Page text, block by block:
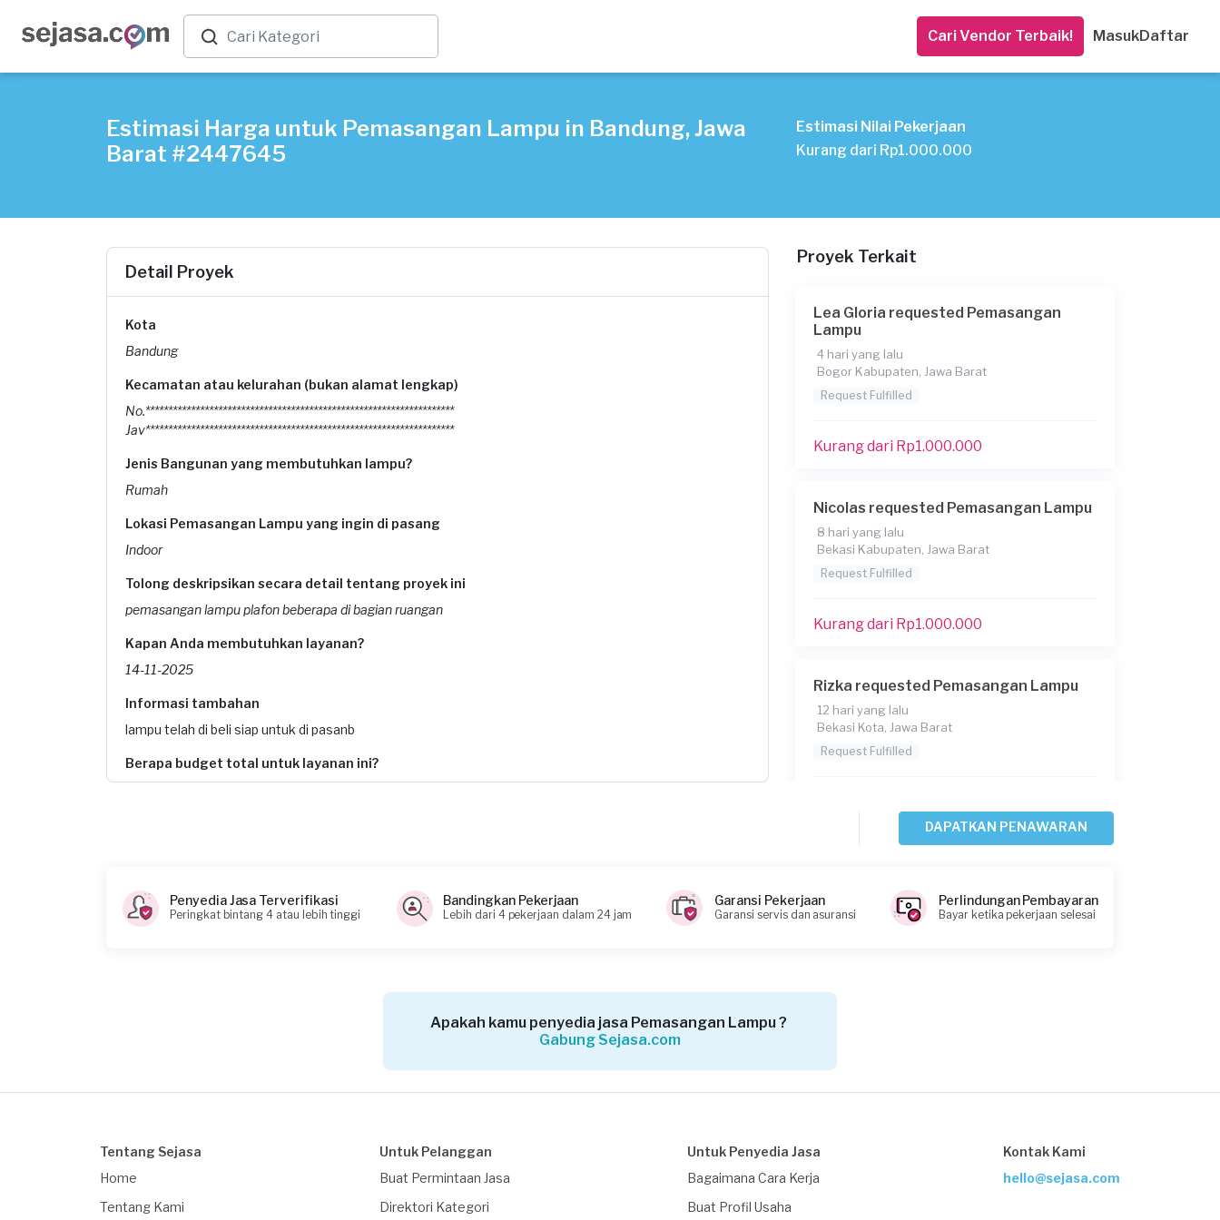
Cari Vendor Terbaik! MasukDaftar
Estimasi Harga untuk Pemasangan Lampu in Bandung, Jawa
Barat #2447645
Estimasi Nilai Pekerjaan
Kurang dari Rp1.000.000
Detail Proyek
Kota
Bandung
Kecamatan atau kelurahan (bukan alamat lengkap)
No.********************************************************************
Jav********************************************************************
Jenis Bangunan yang membutuhkan lampu?
Rumah
Lokasi Pemasangan Lampu yang ingin di pasang
Indoor
Tolong deskripsikan secara detail tentang proyek ini
pemasangan lampu plafon beberapa di bagian ruangan
Kapan Anda membutuhkan layanan?
14-11-2025
Informasi tambahan
lampu telah di beli siap untuk di pasanb
Berapa budget total untuk layanan ini?
Proyek Terkait
Lea Gloria requested Pemasangan
Lampu
4 hari yang lalu
Bogor Kabupaten, Jawa Barat
Request Fulfilled
Kurang dari Rp1.000.000
Nicolas requested Pemasangan Lampu
8 hari yang lalu
Bekasi Kabupaten, Jawa Barat
Request Fulfilled
Kurang dari Rp1.000.000
Rizka requested Pemasangan Lampu
12 hari yang lalu
Bekasi Kota, Jawa Barat
Request Fulfilled
24 hari yang lalu
Depok, Jawa Barat
Kurang dari Rp1.000.000
DAPATKAN PENAWARAN
Penyedia Jasa Terverifikasi
Peringkat bintang 4 atau lebih tinggi
Bandingkan Pekerjaan
Lebih dari 4 pekerjaan dalam 24 jam
Garansi Pekerjaan
Garansi servis dan asuransi
Perlindungan Pembayaran
Bayar ketika pekerjaan selesai
Apakah kamu penyedia jasa Pemasangan Lampu ?
Gabung Sejasa.com
Tentang Sejasa
Home
Tentang Kami
Untuk Pelanggan
Buat Permintaan Jasa
Direktori Kategori
Untuk Penyedia Jasa
Bagaimana Cara Kerja
Buat Profil Usaha
Kontak Kami
hello@sejasa.com